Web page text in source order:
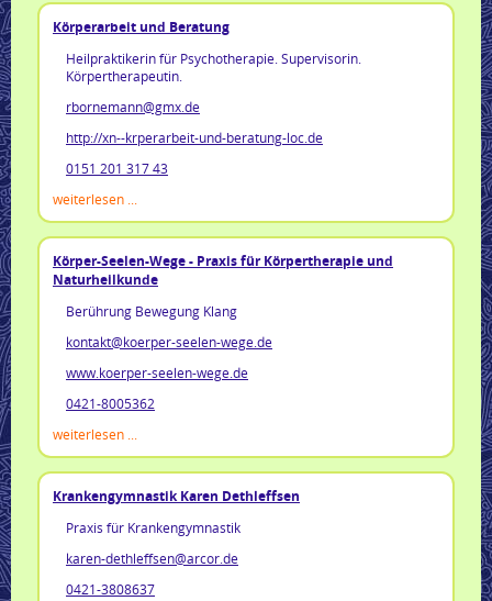
Körperarbeit und Beratung
Heilpraktikerin für Psychotherapie. Supervisorin.
Körpertherapeutin.
rbornemann@gmx.de
http://xn--krperarbeit-und-beratung-loc.de
0151 201 317 43
weiterlesen ...
Körper-Seelen-Wege - Praxis für Körpertherapie und
Naturheilkunde
Berührung Bewegung Klang
kontakt@koerper-seelen-wege.de
www.koerper-seelen-wege.de
0421-8005362
weiterlesen ...
Krankengymnastik Karen Dethleffsen
Praxis für Krankengymnastik
karen-dethleffsen@arcor.de
0421-3808637